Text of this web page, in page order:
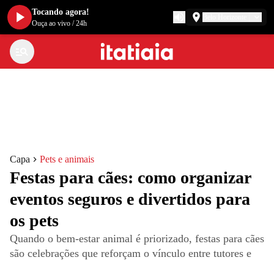
Capa Pets e animais
Festas para cães: como organizar
eventos seguros e divertidos para
os pets
Quando o bem-estar animal é priorizado, festas para cães
são celebrações que reforçam o vínculo entre tutores e
Tocando agora!
Ouça ao vivo /24h